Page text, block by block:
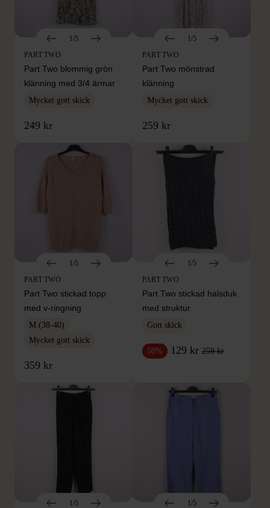
1/5
PART TWO
Part Two blommig grön
klänning med 3/4 ärmar
Mycket gott skick
249 kr
1/5
PART TWO
Part Two mönstrad
klänning
Mycket gott skick
259 kr
1/5
PART TWO
Part Two stickad topp
med v-ringning
M (38-40)
Mycket gott skick
359 kr
1/5
PART TWO
Part Two stickad halsduk
med struktur
Gott skick
50% 129 kr 259 kr
1/5
1/5